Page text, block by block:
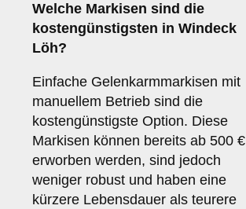
Welche Markisen sind die
kostengünstigsten in Windeck
Löh?
Einfache Gelenkarmmarkisen mit
manuellem Betrieb sind die
kostengünstigste Option. Diese
Markisen können bereits ab 500 €
erworben werden, sind jedoch
weniger robust und haben eine
kürzere Lebensdauer als teurere